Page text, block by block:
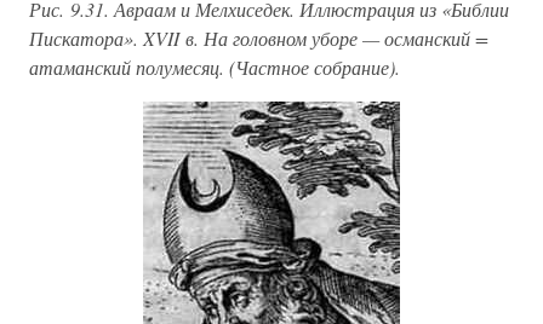
Рис. 9.31. Авраам и Мелхиседек. Иллюстрация из «Библии
Пискатора». XVII в. На головном уборе — османский =
атаманский полумесяц. (Частное собрание).